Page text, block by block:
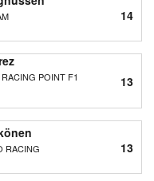
14
POINT F1
13
RACING 13